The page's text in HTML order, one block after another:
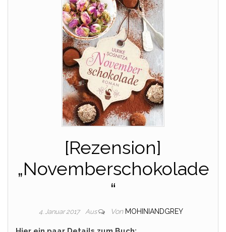
[Rezension]
„Novemberschokolade
“
4. Januar 2017 Aus Von MOHINIANDGREY